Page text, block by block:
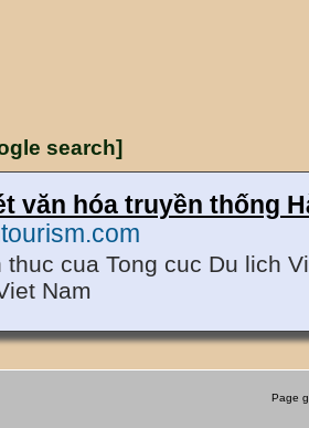
search]
văn hóa truyền thống
thuc cua Tong cuc Du lich
Nam
Page